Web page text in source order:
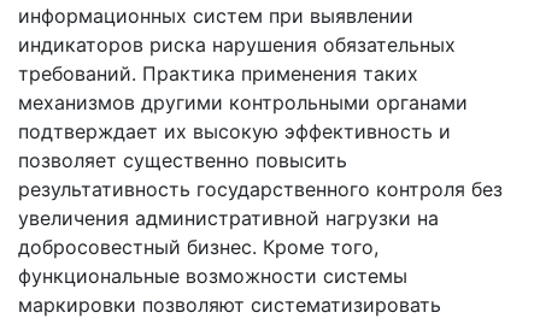
информационных систем при выявлении
индикаторов риска нарушения обязательных
требований. Практика применения таких
механизмов другими контрольными органами
подтверждает их высокую эффективность и
позволяет существенно повысить
результативность государственного контроля без
увеличения административной нагрузки на
добросовестный бизнес. Кроме того,
функциональные возможности системы
маркировки позволяют систематизировать